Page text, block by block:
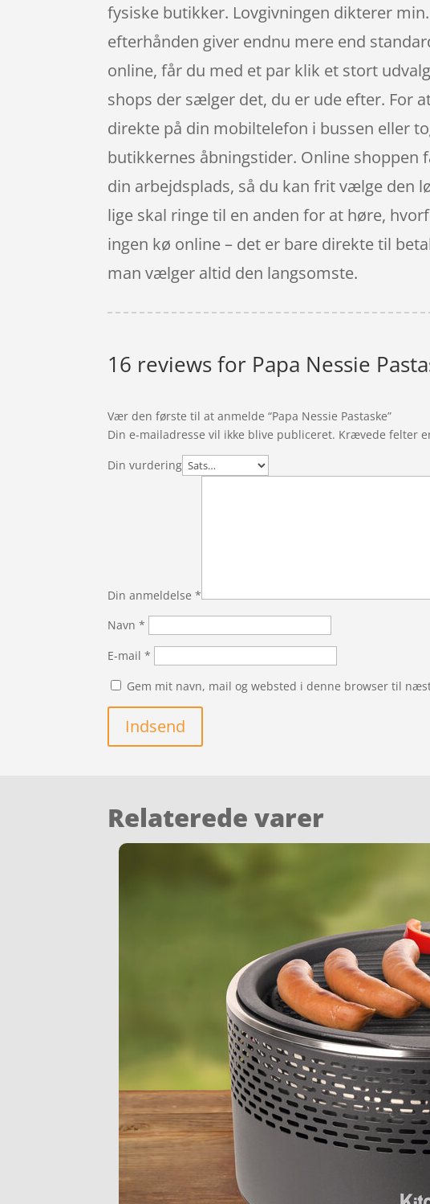
fysiske butikker. Lovgivningen dikterer
efterhånden giver endnu mere end
online, får du med et par klik et stort
shops der sælger det, du er ude efter. For
direkte på din mobiltelefon i bussen eller
butikkernes åbningstider. Online shoppen
din arbejdsplads, så du kan frit vælge den
lige skal ringe til en anden for at høre,
ingen kø online – det er bare direkte til
man vælger altid den langsomste.
16 reviews for Papa Nessie
Vær den første til at anmelde “Papa Nessie Pastaske”
Din e-mailadresse vil ikke blive publiceret. Krævede felter
Din vurdering
Din anmeldelse*
Navn*
E-mail*
Gem mit navn, mail og websted i denne browser til
Indsend
Relaterede varer